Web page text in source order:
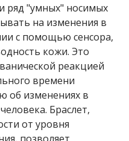
ряд "умных" носимых
на изменения в
с помощью сенсора,
кожи. Это
реакцией
времени
об изменениях в
Браслет,
от уровня